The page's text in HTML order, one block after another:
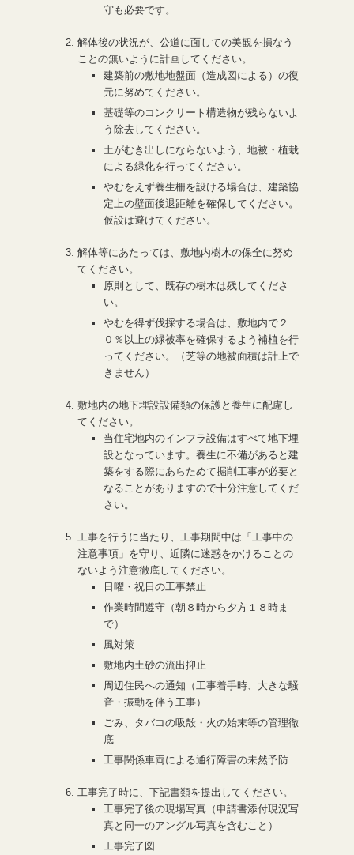
守も必要です。
解体後の状況が、公道に面しての美観を損なう
ことの無いように計画してください。
建築前の敷地地盤面（造成図による）の復
元に努めてください。
基礎等のコンクリート構造物が残らないよ
う除去してください。
土がむき出しにならないよう、地被・植栽
による緑化を行ってください。
やむをえず養生柵を設ける場合は、建築協
定上の壁面後退距離を確保してください。
仮設は避けてください。
解体等にあたっては、敷地内樹木の保全に努め
てください。
原則として、既存の樹木は残してくださ
い。
やむを得ず伐採する場合は、敷地内で２
０％以上の緑被率を確保するよう補植を行
ってください。（芝等の地被面積は計上で
きません）
敷地内の地下埋設設備類の保護と養生に配慮し
てください。
当住宅地内のインフラ設備はすべて地下埋
設となっています。養生に不備があると建
築をする際にあらためて掘削工事が必要と
なることがありますので十分注意してくだ
さい。
工事を行うに当たり、工事期間中は「工事中の
注意事項」を守り、近隣に迷惑をかけることの
ないよう注意徹底してください。
日曜・祝日の工事禁止
作業時間遵守（朝８時から夕方１８時ま
で）
風対策
敷地内土砂の流出抑止
周辺住民への通知（工事着手時、大きな騒
音・振動を伴う工事）
ごみ、タバコの吸殻・火の始末等の管理徹
底
工事関係車両による通行障害の未然予防
工事完了時に、下記書類を提出してください。
工事完了後の現場写真（申請書添付現況写
真と同一のアングル写真を含むこと）
工事完了図